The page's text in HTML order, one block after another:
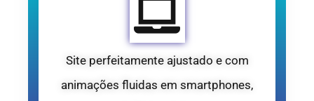
Site perfeitamente ajustado e com
animações fluidas em smartphones,